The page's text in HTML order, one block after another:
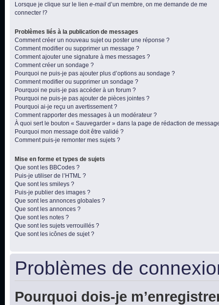
Lorsque je clique sur le lien e-mail d’un membre, on me demande de me
connecter !?
Problèmes liés à la publication de messages
Comment créer un nouveau sujet ou poster une réponse ?
Comment modifier ou supprimer un message ?
Comment ajouter une signature à mes messages ?
Comment créer un sondage ?
Pourquoi ne puis-je pas ajouter plus d’options au sondage ?
Comment modifier ou supprimer un sondage ?
Pourquoi ne puis-je pas accéder à un forum ?
Pourquoi ne puis-je pas ajouter de pièces jointes ?
Pourquoi ai-je reçu un avertissement ?
Comment rapporter des messages à un modérateur ?
À quoi sert le bouton « Sauvegarder » dans la page de rédaction de
Pourquoi mon message doit être validé ?
Comment puis-je remonter mes sujets ?
Mise en forme et types de sujets
Que sont les BBCodes ?
Puis-je utiliser de l’HTML ?
Que sont les smileys ?
Puis-je publier des images ?
Que sont les annonces globales ?
Que sont les annonces ?
Que sont les notes ?
Que sont les sujets verrouillés ?
Que sont les icônes de sujet ?
Problèmes de
Pourquoi dois-je